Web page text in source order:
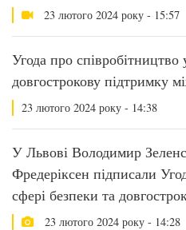
23 лютого 2024 року - 15:57
Угода про співробітництво
довгострокову підтримку
23 лютого 2024 року - 14:38
У Львові Володимир
Фредеріксен підписали
сфері безпеки та
23 лютого 2024 року - 14:28